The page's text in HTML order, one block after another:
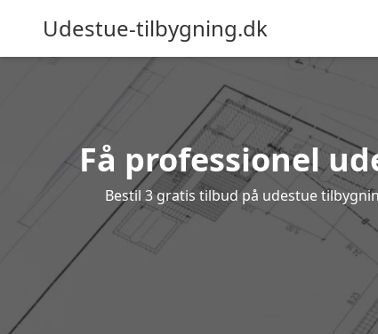
Udestue-tilbygning.dk
Få professionel
Bestil 3 gratis tilbud på udestue